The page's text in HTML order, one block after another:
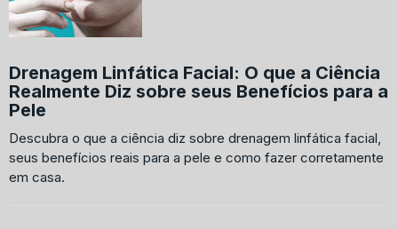
Drenagem Linfática Facial: O que a Ciência
Realmente Diz sobre seus Benefícios para a
Pele
Descubra o que a ciência diz sobre drenagem linfática facial,
seus benefícios reais para a pele e como fazer corretamente
em casa.